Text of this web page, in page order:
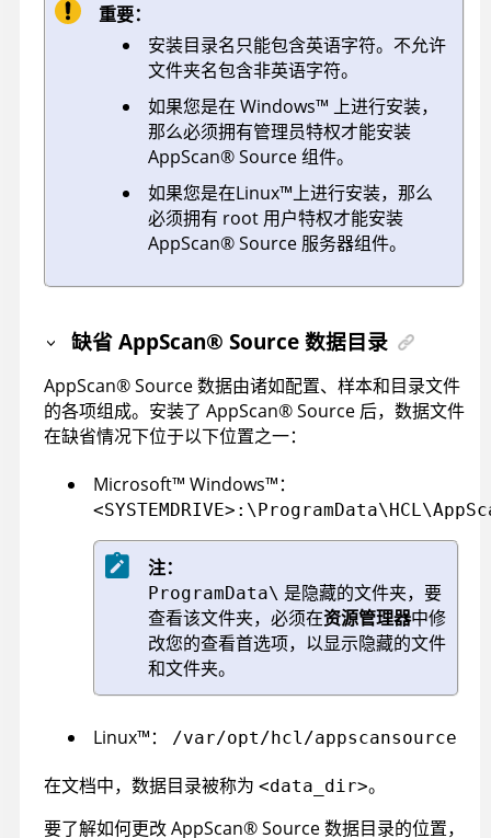
重要：
安装目录名只能包含英语字符。不允许
文件夹名包含非英语字符。
如果您是在 Windows™ 上进行安装，
那么必须拥有管理员特权才能安装
AppScan®Source组件。
如果您是在Linux™上进行安装，那么
必须拥有 root 用户特权才能安装
AppScan®Source 服务器组件。
缺省AppScan® Source 数据目录
AppScan®Source数据由诸如配置、样本和目录文件
的各项组成。安装了 AppScan®Source 后，数据文件
在缺省情况下位于以下位置之一：
Microsoft™ Windows™：
注：
ProgramData\ 是隐藏的文件夹，要
查看该文件夹，必须在资源管理器中修
改您的查看首选项，以显示隐藏的文件
和文件夹。
Linux™： /var/opt/hcl/appscansource
在文档中，数据目录被称为 <data_dir>。
要了解如何更改AppScan®Source数据目录的位置，